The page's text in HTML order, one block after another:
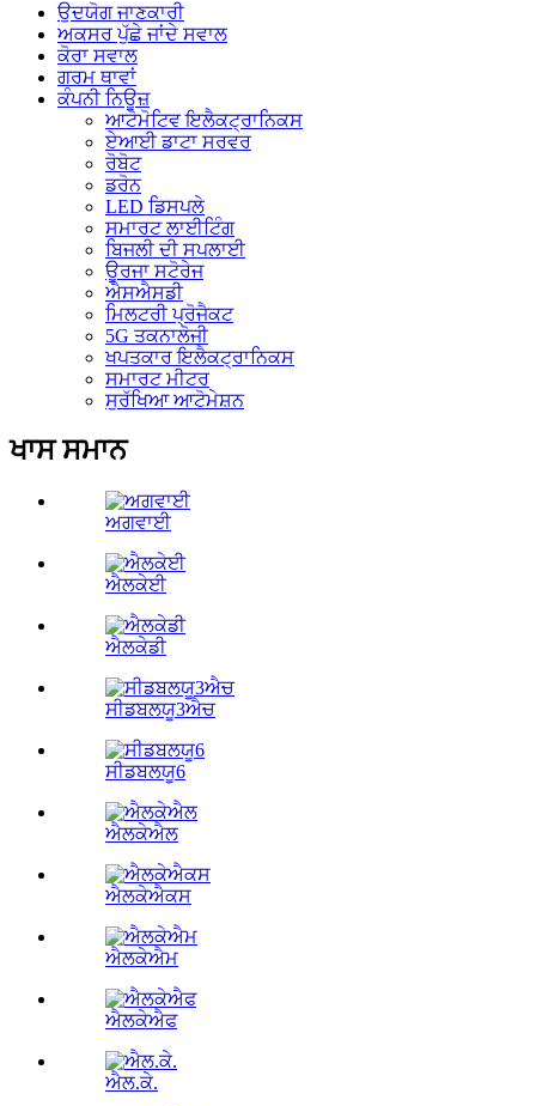
ਉਦਯੋਗ ਜਾਣਕਾਰੀ
ਅਕਸਰ ਪੁੱਛੇ ਜਾਂਦੇ ਸਵਾਲ
ਕੋਰਾ ਸਵਾਲ
ਗਰਮ ਥਾਵਾਂ
ਕੰਪਨੀ ਨਿਊਜ਼
ਆਟੋਮੋਟਿਵ ਇਲੈਕਟ੍ਰਾਨਿਕਸ
ਏਆਈ ਡਾਟਾ ਸਰਵਰ
ਰੋਬੋਟ
ਡਰੋਨ
LED ਡਿਸਪਲੇ
ਸਮਾਰਟ ਲਾਈਟਿੰਗ
ਬਿਜਲੀ ਦੀ ਸਪਲਾਈ
ਊਰਜਾ ਸਟੋਰੇਜ
ਐਸਐਸਡੀ
ਮਿਲਟਰੀ ਪ੍ਰੋਜੈਕਟ
5G ਤਕਨਾਲੋਜੀ
ਖਪਤਕਾਰ ਇਲੈਕਟ੍ਰਾਨਿਕਸ
ਸਮਾਰਟ ਮੀਟਰ
ਸੁਰੱਖਿਆ ਆਟੋਮੇਸ਼ਨ
ਖਾਸ ਸਮਾਨ
ਅਗਵਾਈ
ਐਲਕੇਈ
ਐਲਕੇਡੀ
ਸੀਡਬਲਯੂ3ਐਚ
ਸੀਡਬਲਯੂ6
ਐਲਕੇਐਲ
ਐਲਕੇਐਕਸ
ਐਲਕੇਐਮ
ਐਲਕੇਐਫ
ਐਲ.ਕੇ.